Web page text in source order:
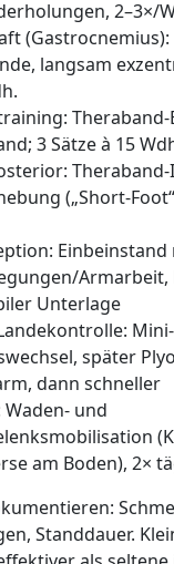
2–3×/
langsam
Theraband-
3 Sätze à 15
(„Short-
Einbeinstand
Armarbeit,
Unterlage
später
dann schneller
und
am Boden), 2×
Standdauer.